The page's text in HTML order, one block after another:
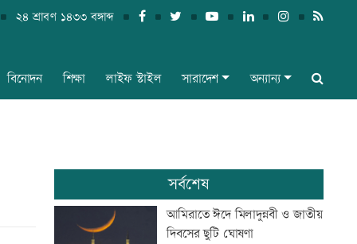
২৪ শ্রাবণ ১৪৩৩ বঙ্গাব্দ
বিনোদন শিক্ষা লাইফ স্টাইল সারাদেশ অন্যান্য
সর্বশেষ
আমিরাতে ঈদে মিলাদুন্নবী ও জাতীয়
দিবসের ছুটি ঘোষণা